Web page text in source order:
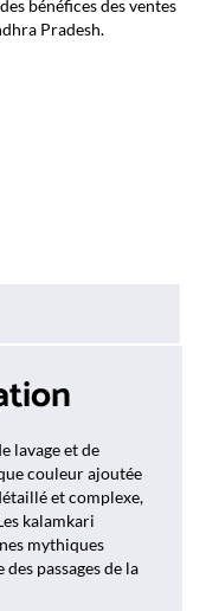
bénéfices des ventes
Pradesh.
lavage et de
couleur ajoutée
et complexe,
kalamkari
mythiques
passages de la